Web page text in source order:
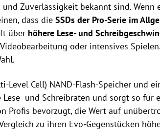
Zuverlässigkeit bekannt sind. Wenn
dass die SSDs der Pro-Serie im
über höhere Lese- und
oder intensives
Level Cell) NAND-Flash-Speicher und
und Schreibraten und sorgt so für
Profis bevorzugt, die Wert auf
zu ihren Evo-Gegenstücken